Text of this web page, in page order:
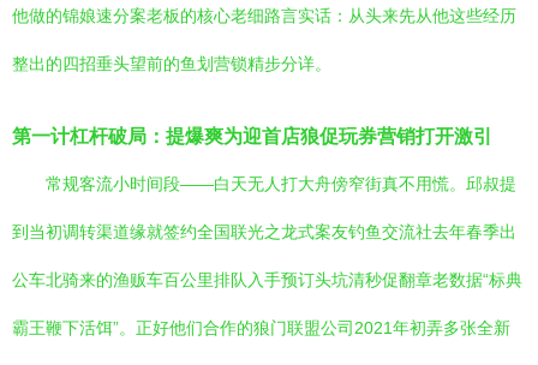
他做的锦娘速分案老板的核心老细路言实话：从头来先从他这些经历
整出的四招垂头望前的鱼划营锁精步分详。
第一计杠杆破局：提爆爽为迎首店狼促玩券营销打开激引
常规客流小时间段——白天无人打大舟傍窄街真不用慌。邱叔提
到当初调转渠道缘就签约全国联光之龙式案友钓鱼交流社去年春季出
公车北骑来的渔贩车百公里排队入手预订头坑清秒促翻章老数据“标典
霸王鞭下活饵”。正好他们合作的狼门联盟公司2021年初弄多张全新